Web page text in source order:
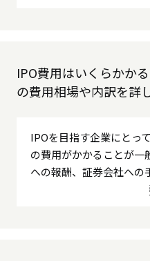
IPO費用はいくらかか
の費用相場や内訳を詳
IPOを目指す企業にとっ
の費用がかかることが一
への報酬、証券会社へ